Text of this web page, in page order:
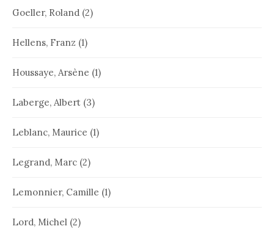
Goeller, Roland (2)
Hellens, Franz (1)
Houssaye, Arsène (1)
Laberge, Albert (3)
Leblanc, Maurice (1)
Legrand, Marc (2)
Lemonnier, Camille (1)
Lord, Michel (2)